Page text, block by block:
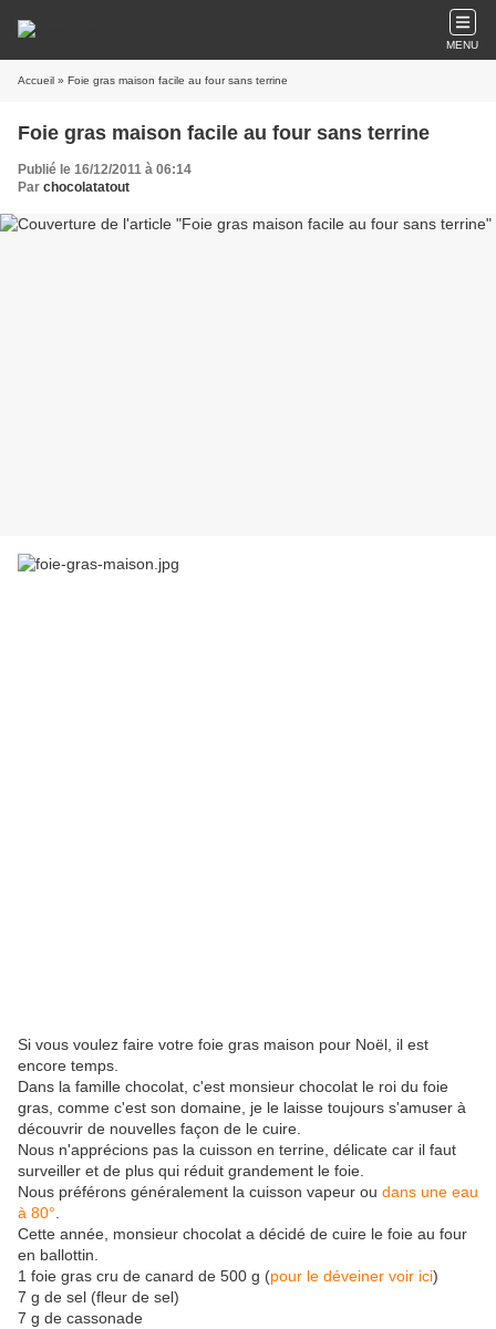
MENU
Accueil » Foie gras maison facile au four sans terrine
Foie gras maison facile au four sans terrine
Publié le 16/12/2011 à 06:14
Par chocolatatout
Si vous voulez faire votre foie gras maison pour Noël, il est
encore temps.
Dans la famille chocolat, c'est monsieur chocolat le roi du foie
gras, comme c'est son domaine, je le laisse toujours s'amuser à
découvrir de nouvelles façon de le cuire.
Nous n'apprécions pas la cuisson en terrine, délicate car il faut
surveiller et de plus qui réduit grandement le foie.
Nous préférons généralement la cuisson vapeur ou dans une eau
à 80°
Cette année, monsieur chocolat a décidé de cuire le foie au four
en ballottin.
1 foie gras cru de canard de 500 g (pour le déveiner voir ici)
7 g de sel (fleur de sel)
7 g de cassonade